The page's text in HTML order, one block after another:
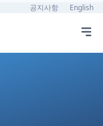
공지사항 English